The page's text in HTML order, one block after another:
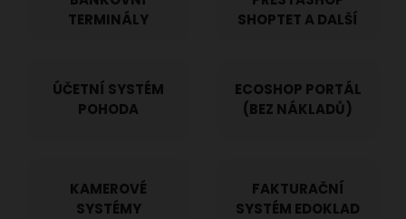
TERMINÁLY
SHOPTET A DALŠÍ
ÚČETNÍ SYSTÉM
POHODA
ECOSHOP PORTÁL
(BEZ NÁKLADŮ)
KAMEROVÉ
SYSTÉMY
FAKTURAČNÍ
SYSTÉM EDOKLAD